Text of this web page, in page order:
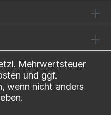
Mehrwertsteuer
und ggf.
wenn nicht anders